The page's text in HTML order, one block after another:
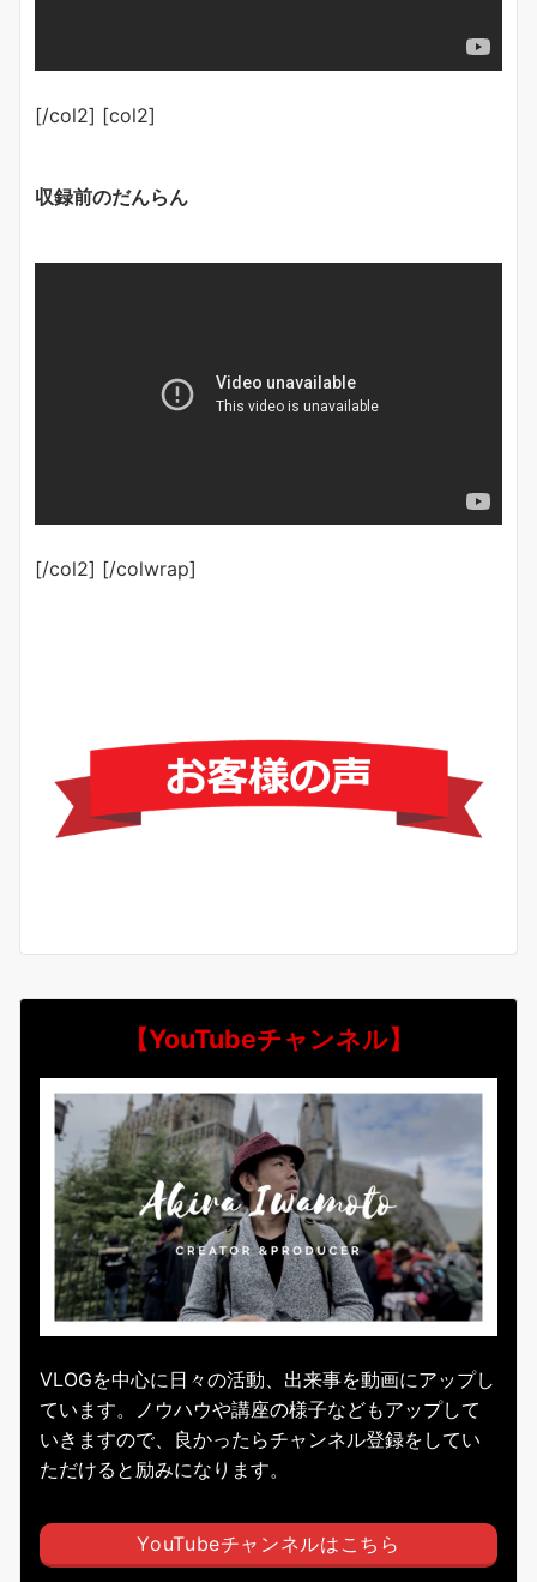
[/col2] [col2]
収録前のだんらん
[/col2] [/colwrap]
【YouTubeチャンネル】
VLOGを中心に日々の活動、出来事を動画にアップし
ています。ノウハウや講座の様子などもアップして
いきますので、良かったらチャンネル登録をしてい
ただけると励みになります。
YouTubeチャンネルはこちら